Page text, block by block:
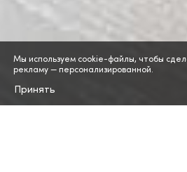
Мы используем cookie-файлы, чтобы
рекламу — персонализированной.
Принять